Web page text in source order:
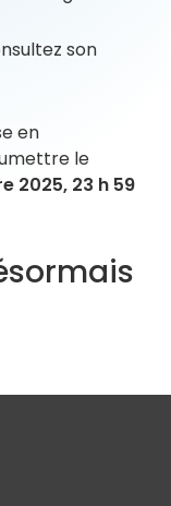
son
en
le
2025, 23 h 59